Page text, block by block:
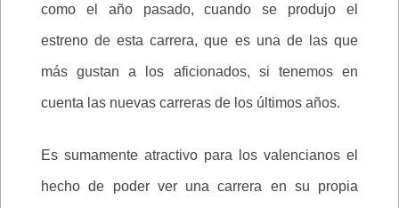
como el año pasado, cuando se produjo el
estreno de esta carrera, que es una de las que
más gustan a los aficionados, si tenemos en
cuenta las nuevas carreras de los últimos años.
Es sumamente atractivo para los valencianos el
hecho de poder ver una carrera en su propia